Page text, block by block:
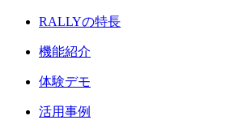
RALLYの特長
機能紹介
体験デモ
活用事例